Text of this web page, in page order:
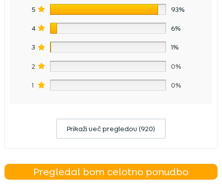
5 93%
4 6%
3 1%
2 0%
1 0%
Prikaži več pregledov (920)
Pregledal bom celotno ponudbo